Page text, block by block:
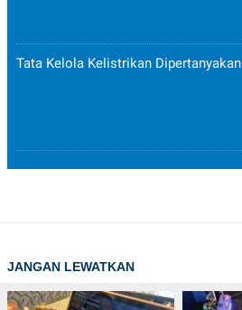
Tata Kelola Kelistrikan Dipertanyakan
JANGAN LEWATKAN